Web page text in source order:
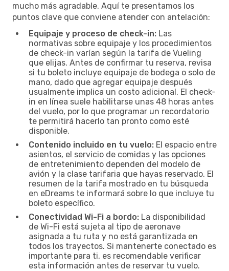
mucho más agradable. Aquí te presentamos los
puntos clave que conviene atender con antelación:
Equipaje y proceso de check-in: Las
normativas sobre equipaje y los procedimientos
de check-in varían según la tarifa de Vueling
que elijas. Antes de confirmar tu reserva, revisa
si tu boleto incluye equipaje de bodega o solo de
mano, dado que agregar equipaje después
usualmente implica un costo adicional. El check-
in en línea suele habilitarse unas 48 horas antes
del vuelo, por lo que programar un recordatorio
te permitirá hacerlo tan pronto como esté
disponible.
Contenido incluido en tu vuelo: El espacio entre
asientos, el servicio de comidas y las opciones
de entretenimiento dependen del modelo de
avión y la clase tarifaria que hayas reservado. El
resumen de la tarifa mostrado en tu búsqueda
en eDreams te informará sobre lo que incluye tu
boleto específico.
Conectividad Wi-Fi a bordo: La disponibilidad
de Wi-Fi está sujeta al tipo de aeronave
asignada a tu ruta y no está garantizada en
todos los trayectos. Si mantenerte conectado es
importante para ti, es recomendable verificar
esta información antes de reservar tu vuelo.